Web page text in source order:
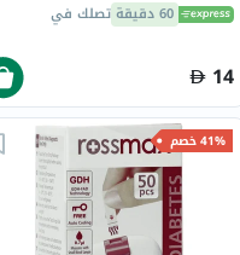
60 دقيقة تصلك في
14
41% خصم